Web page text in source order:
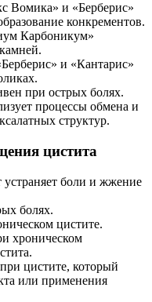
Вомика» и «Берберис»
конкрементов.
Карбоникум»
и «Кантарис»
при острых болях.
процессы обмена и
структур.
цистита
боли и жжение
болях.
цистите.
хроническом
цистите, который
или применения